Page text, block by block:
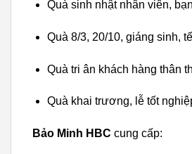
Quà sinh nhật nhân viên,
Quà 8/3, 20/10, giáng sinh,
Quà tri ân khách hàng thân
Quà khai trương, lễ tốt
Bảo Minh HBC cung cấp: